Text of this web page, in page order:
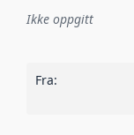
:
Ikke oppgitt
Fra: